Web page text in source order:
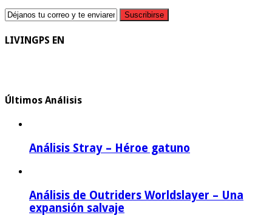
LIVINGPS EN
Últimos Análisis
Análisis Stray – Héroe gatuno
Análisis de Outriders Worldslayer – Una
expansión salvaje